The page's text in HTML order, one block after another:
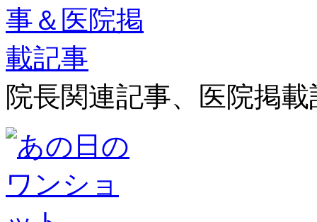
院長関連記事、医院掲